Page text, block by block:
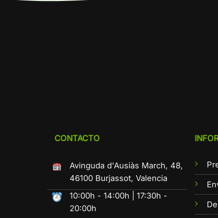
CONTACTO
Avinguda d'Ausiàs March, 48,
46100 Burjassot, Valencia
10:00h - 14:00h | 17:30h -
20:00h